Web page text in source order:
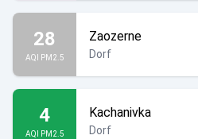
28
AQI PM2.5
Zaozerne
Dorf
4
AQI PM2.5
Kachanivka
Dorf